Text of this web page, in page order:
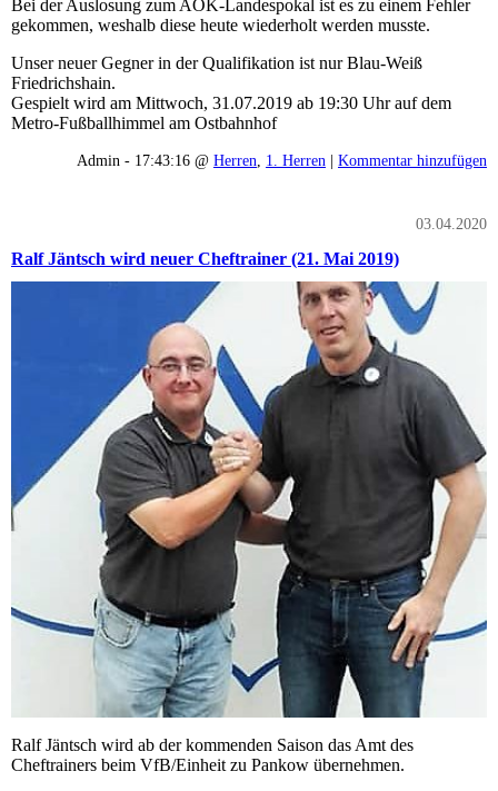
Bei der Auslosung zum AOK-Landespokal ist es zu einem Fehler
gekommen, weshalb diese heute wiederholt werden musste.
Unser neuer Gegner in der Qualifikation ist nur Blau-Weiß
Friedrichshain.
Gespielt wird am Mittwoch, 31.07.2019 ab 19:30 Uhr auf dem
Metro-Fußballhimmel am Ostbahnhof
Admin - 17:43:16 @ Herren, 1. Herren | Kommentar hinzufügen
03.04.2020
Ralf Jäntsch wird neuer Cheftrainer (21. Mai 2019)
Ralf Jäntsch wird ab der kommenden Saison das Amt des
Cheftrainers beim VfB/Einheit zu Pankow übernehmen.